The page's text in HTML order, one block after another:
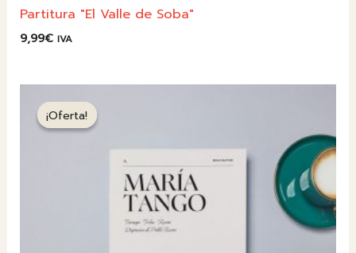
Partitura "El Valle de Soba"
9,99€ IVA
¡Oferta!
¡Oferta!